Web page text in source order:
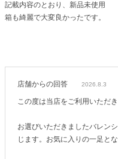
記載内容のとおり、新品未使用
箱も綺麗で大変良かったです。
店舗からの回答 2026.8.3
この度は当店をご利用いただ
お選びいただきましたバレン
じます。お気に入りの一足と